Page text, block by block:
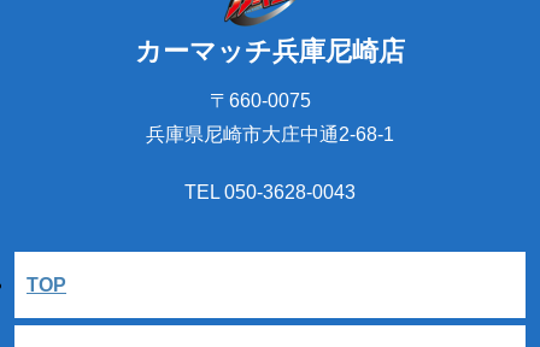
カーマッチ兵庫尼崎店
〒660-0075
兵庫県尼崎市大庄中通2-68-1
TEL 050-3628-0043
TOP